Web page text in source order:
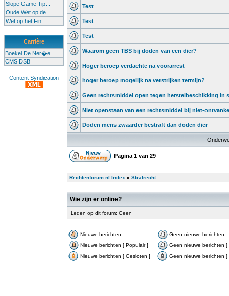
Slope Game Tip...
Oude Wet op de...
Wet op het Fin...
Carrière
Boekel De Ner�e
CMS DSB
Content Syndication
Test
Test
Test
Waarom geen TBS bij doden van een dier?
Hoger beroep verdachte na voorarrest
hoger beroep mogelijk na verstrijken termijn?
Geen rechtsmiddel open tegen herstelbeschikking in
Niet openstaan van een rechtsmiddel bij niet-
Doden mens zwaarder bestraft dan doden dier
Pagina 1 van 29
Rechtenforum.nl Index » Strafrecht
Wie zijn er online?
Leden op dit forum: Geen
Nieuwe berichten
Geen nieuwe berichten
Nieuwe berichten [ Populair ]
Geen nieuwe berichten [
Nieuwe berichten [ Gesloten ]
Geen nieuwe berichten [